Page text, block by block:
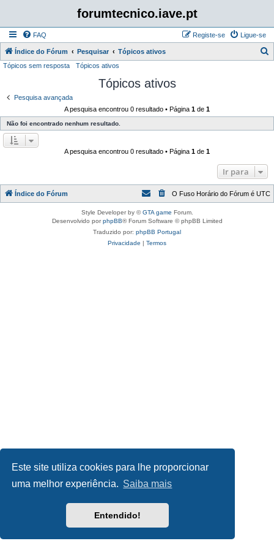
Este site utiliza cookies para lhe proporcionar
uma melhor experiência. Saiba mais
Entendido!
forumtecnico.iave.pt
FAQ Ligue-se
Registe-se
Índice do Fórum Pesquisar Tópicos ativos
Tópicos sem resposta Tópicos ativos
Tópicos ativos
Pesquisa avançada
A pesquisa encontrou 0 resultado • Página 1 de 1
Não foi encontrado nenhum resultado.
A pesquisa encontrou 0 resultado • Página 1 de 1
Ir para
Índice do Fórum O Fuso Horário do Fórum é UTC
Style Developer by ©GTA game Forum.
Desenvolvido porphpBB® Forum Software © phpBB Limited
Traduzido por: phpBB Portugal
Privacidade | Termos